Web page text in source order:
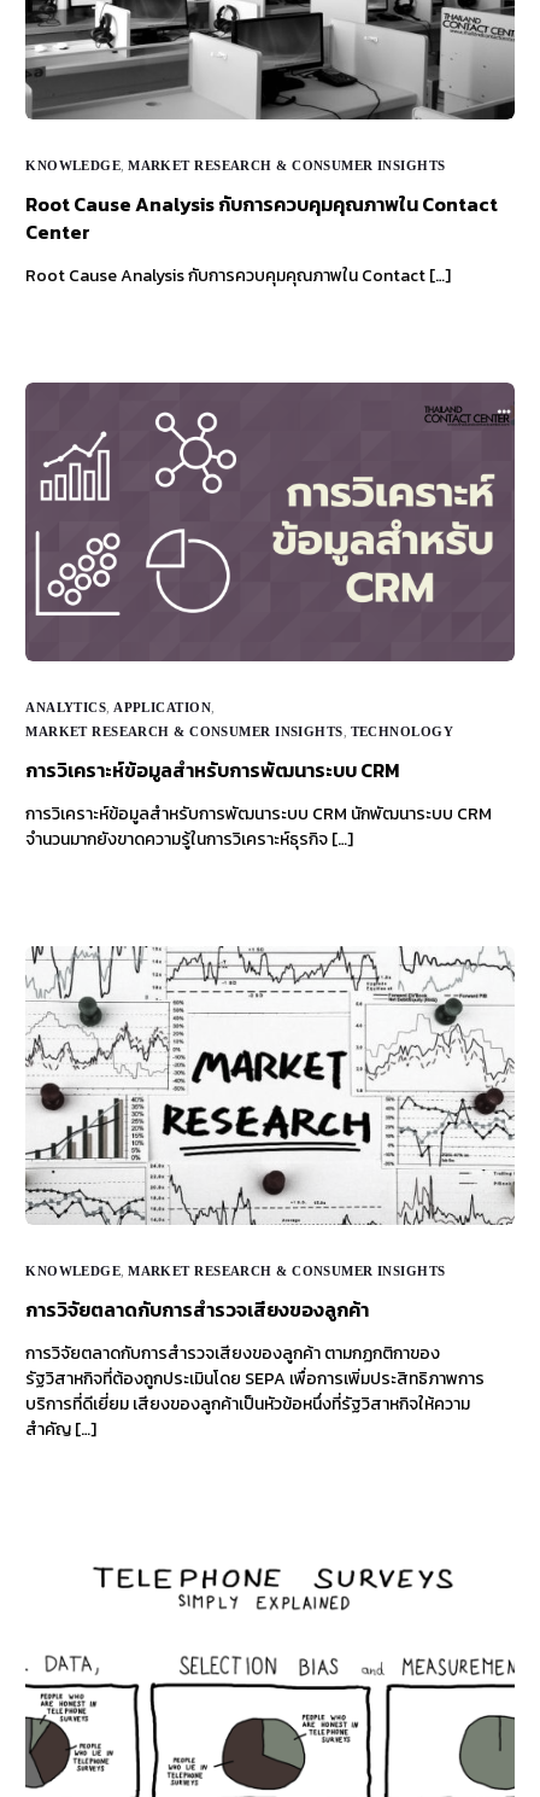
KNOWLEDGE ,MARKET RESEARCH & CONSUMER INSIGHTS
Root Cause Analysis กับการควบคุมคุณภาพใน Contact
Center
Root Cause Analysis กับการควบคุมคุณภาพใน Contact […]
ANALYTICS APPLICATION
MARKET RESEARCH & CONSUMER INSIGHTS TECHNOLOGY
การวิเคราะห์ข้อมูลสำหรับการพัฒนาระบบ CRM
การวิเคราะห์ข้อมูลสำหรับการพัฒนาระบบ CRM นักพัฒนาระบบ CRM
จำนวนมากยังขาดความรู้ในการวิเคราะห์ธุรกิจ […]
KNOWLEDGE ,MARKET RESEARCH & CONSUMER INSIGHTS
การวิจัยตลาดกับการสำรวจเสียงของลูกค้า
การวิจัยตลาดกับการสำรวจเสียงของลูกค้า ตามกฏกติกาของ
รัฐวิสาหกิจที่ต้องถูกประเมินโดย SEPA เพื่อการเพิ่มประสิทธิภาพการ
บริการที่ดีเยี่ยม เสียงของลูกค้าเป็นหัวข้อหนึ่งที่รัฐวิสาหกิจให้ความ
สำคัญ […]